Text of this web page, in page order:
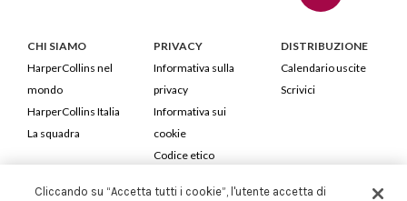
CHI SIAMO
HarperCollins nel
mondo
HarperCollins Italia
La squadra
PRIVACY
Informativa sulla
privacy
Informativa sui
cookie
Codice etico
DISTRIBUZIONE
Calendario uscite
Scrivici
Cliccando su “Accetta tutti i cookie”, l'utente accetta di